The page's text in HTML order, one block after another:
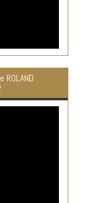
ROLAND